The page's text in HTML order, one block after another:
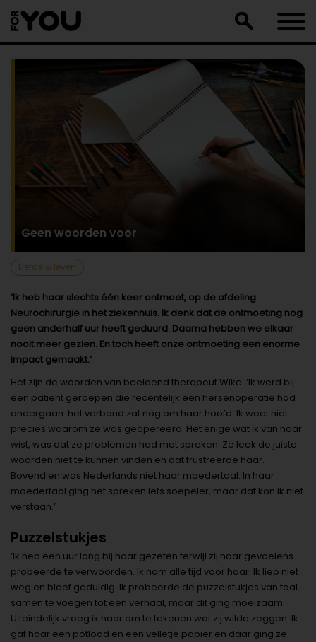
naar
artikel
Geen woorden voor
Liefde & leven
‘Ik heb haar slechts één keer ontmoet, op de afdeling
Neurochirurgie in het ziekenhuis. Ik denk dat de ontmoeting nog
geen anderhalf uur heeft geduurd. Daarna hebben we elkaar
nooit meer gezien. En toch heeft onze ontmoeting een enorme
impact gemaakt.’
Het zijn de woorden van beeldend therapeut Wike. ‘Ik werd bij
een patiënt geroepen die recentelijk een hersenoperatie had
ondergaan: het verband zat nog om haar hoofd. Ik weet niet
precies waarom ze was geopereerd. Het enige wat ik van haar
wist, was dat ze problemen had met spreken. Ze leek de juiste
woorden niet te kunnen vinden en dat frustreerde haar.
Bovendien was Nederlands niet haar moedertaal. In haar
moedertaal ging het spreken iets soepeler, maar dat kon ik niet
verstaan.’
Puzzelstukjes
‘Ik heb een uur lang bij haar gezeten terwijl zij haar gevoelens
probeerde te verwoorden. Ik nam alle tijd voor haar. Ik liep niet
weg en bleef geduldig. Ik probeerde de puzzelstukjes van taal
samen te voegen tot een verhaal, maar dit ging moeizaam.
Uiteindelijk vroeg ik haar om te tekenen wat zij wilde zeggen. Ik
gaf haar een potlood en een velletje papier en daar ging ze